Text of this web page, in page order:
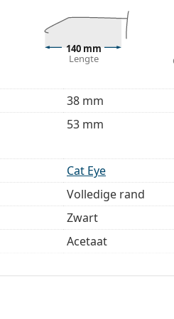
brillenvoor meer
Lees de instructies
140 mm
Lengte
38 mm
53 mm
Cat Eye
Volledige rand
Zwart
Acetaat